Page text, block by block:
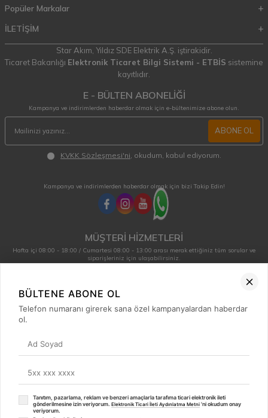
Popüler Markalar
İLETİŞİM
Star Akım, Yıldız SDE Elektrik A.Ş. iştirakidir.
Ticaret Bakanlığı Elektronik Ticaret Bilgi Sistemi - ETBİS sistemine
kayıtlıdır.
E - BÜLTEN ABONELİĞİ
Kampanya ve indirimlerden haberdar olmak için e-bültenimize abone olun.
ABONE OL
KVKK Sözleşmesi'ni , okudum, kabul ediyorum.
Kampanya ve indirimlerden haberdar olmak için bizi Takip Edin!
MÜŞTERİ HİZMETLERİ
Hafta içi 08:00 - 18:00 / Cumartesi 08:00 - 13:00 arası merak ettiğiniz tüm sorular ve
siparişleriniz için ulaşabilirsiniz.
Hızlı Erişim
Popüler Ürünler
Popüler Markalar
İLETİŞİM
BÜLTENE ABONE OL
Telefon numaranı girerek sana özel kampanyalardan haberdar
ol.
Tanıtım, pazarlama, reklam ve benzeri amaçlarla tarafıma ticari elektronik ileti
gönderilmesine izin veriyorum. Elektronik Ticari İleti Aydınlatma Metni 'ni okudum onay
veriyorum.